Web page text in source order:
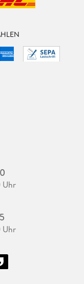
Uhr
Uhr